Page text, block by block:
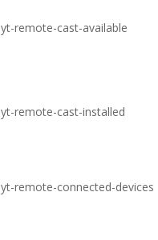
yt-remote-cast-available
yt-remote-cast-installed
yt-remote-connected-devices